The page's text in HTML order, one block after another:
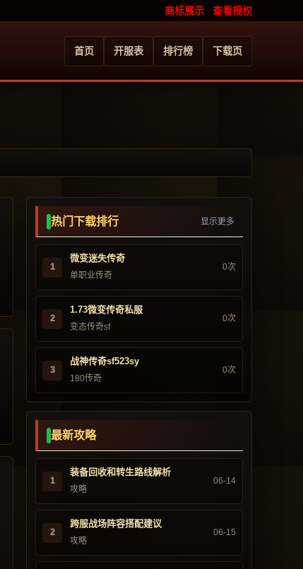
商标展示 查看授权
首页 开服表 排行榜 下载页
热门下载排行 显示更多
1
微变迷失传奇
单职业传奇
0次
2
1.73微变传奇私服
变态传奇sf
0次
3
战神传奇sf523sy
180传奇
0次
最新攻略
1
装备回收和转生路线解析
攻略
06-14
2
跨服战场阵容搭配建议
攻略
06-15